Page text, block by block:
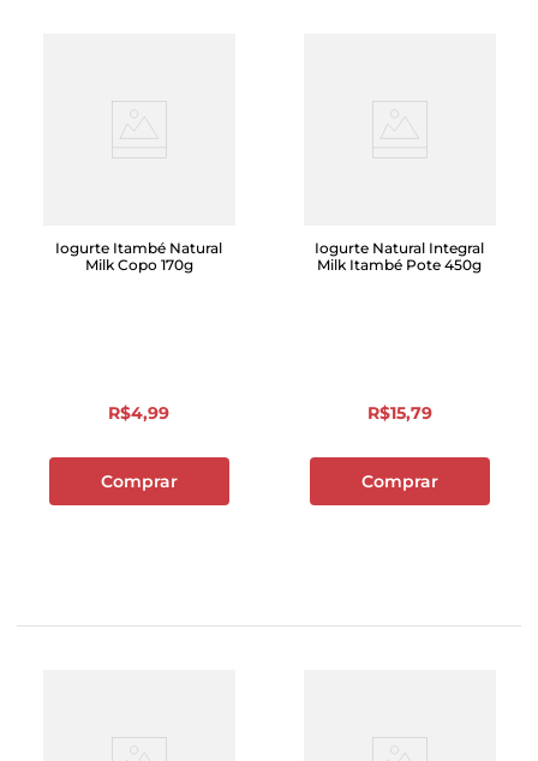
Iogurte Itambé Natural
Milk Copo 170g
R$4,99
Comprar
Iogurte Natural Integral
Milk Itambé Pote 450g
R$15,79
Comprar